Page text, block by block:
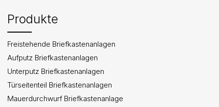
Produkte
Freistehende Briefkastenanlagen
Aufputz Briefkastenanlagen
Unterputz Briefkastenanlagen
Türseitenteil Briefkastenanlagen
Mauerdurchwurf Briefkastenanlage